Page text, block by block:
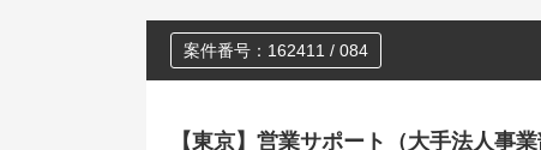
案件番号：162411 / 084
【東京】営業サポート（大手法人事業